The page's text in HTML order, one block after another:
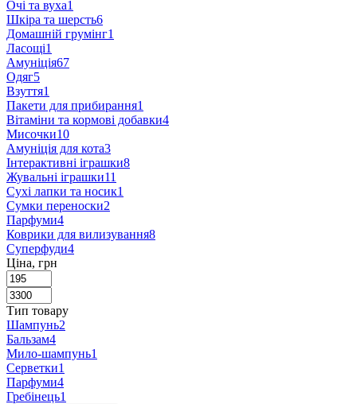
Очі та вуха1
Шкіра та шерсть6
Домашній грумінг1
Ласощі1
Амуніція67
Одяг5
Взуття1
Пакети для прибирання1
Вітаміни та кормові добавки4
Мисочки10
Амуніція для кота3
Інтерактивні іграшки8
Жувальні іграшки11
Сухі лапки та носик1
Сумки переноски2
Парфуми4
Коврики для вилизування8
Суперфуди4
Ціна, грн
Тип товару
Шампунь2
Бальзам4
Мило-шампунь1
Серветки1
Парфуми4
Гребінець1